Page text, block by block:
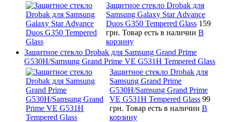
Защитное стекло Drobak для
Samsung Galaxy Star Advance
Duos G350 Tempered Glass 159
грн. Товар есть в наличии В
корзину
Защитное стекло Drobak для Samsung Grand Prime
G530H/Samsung Grand Prime VE G531H Tempered Glass
Защитное стекло Drobak для
Samsung Grand Prime
G530H/Samsung Grand Prime
VE G531H Tempered Glass 99
грн. Товар есть в наличии В
корзину